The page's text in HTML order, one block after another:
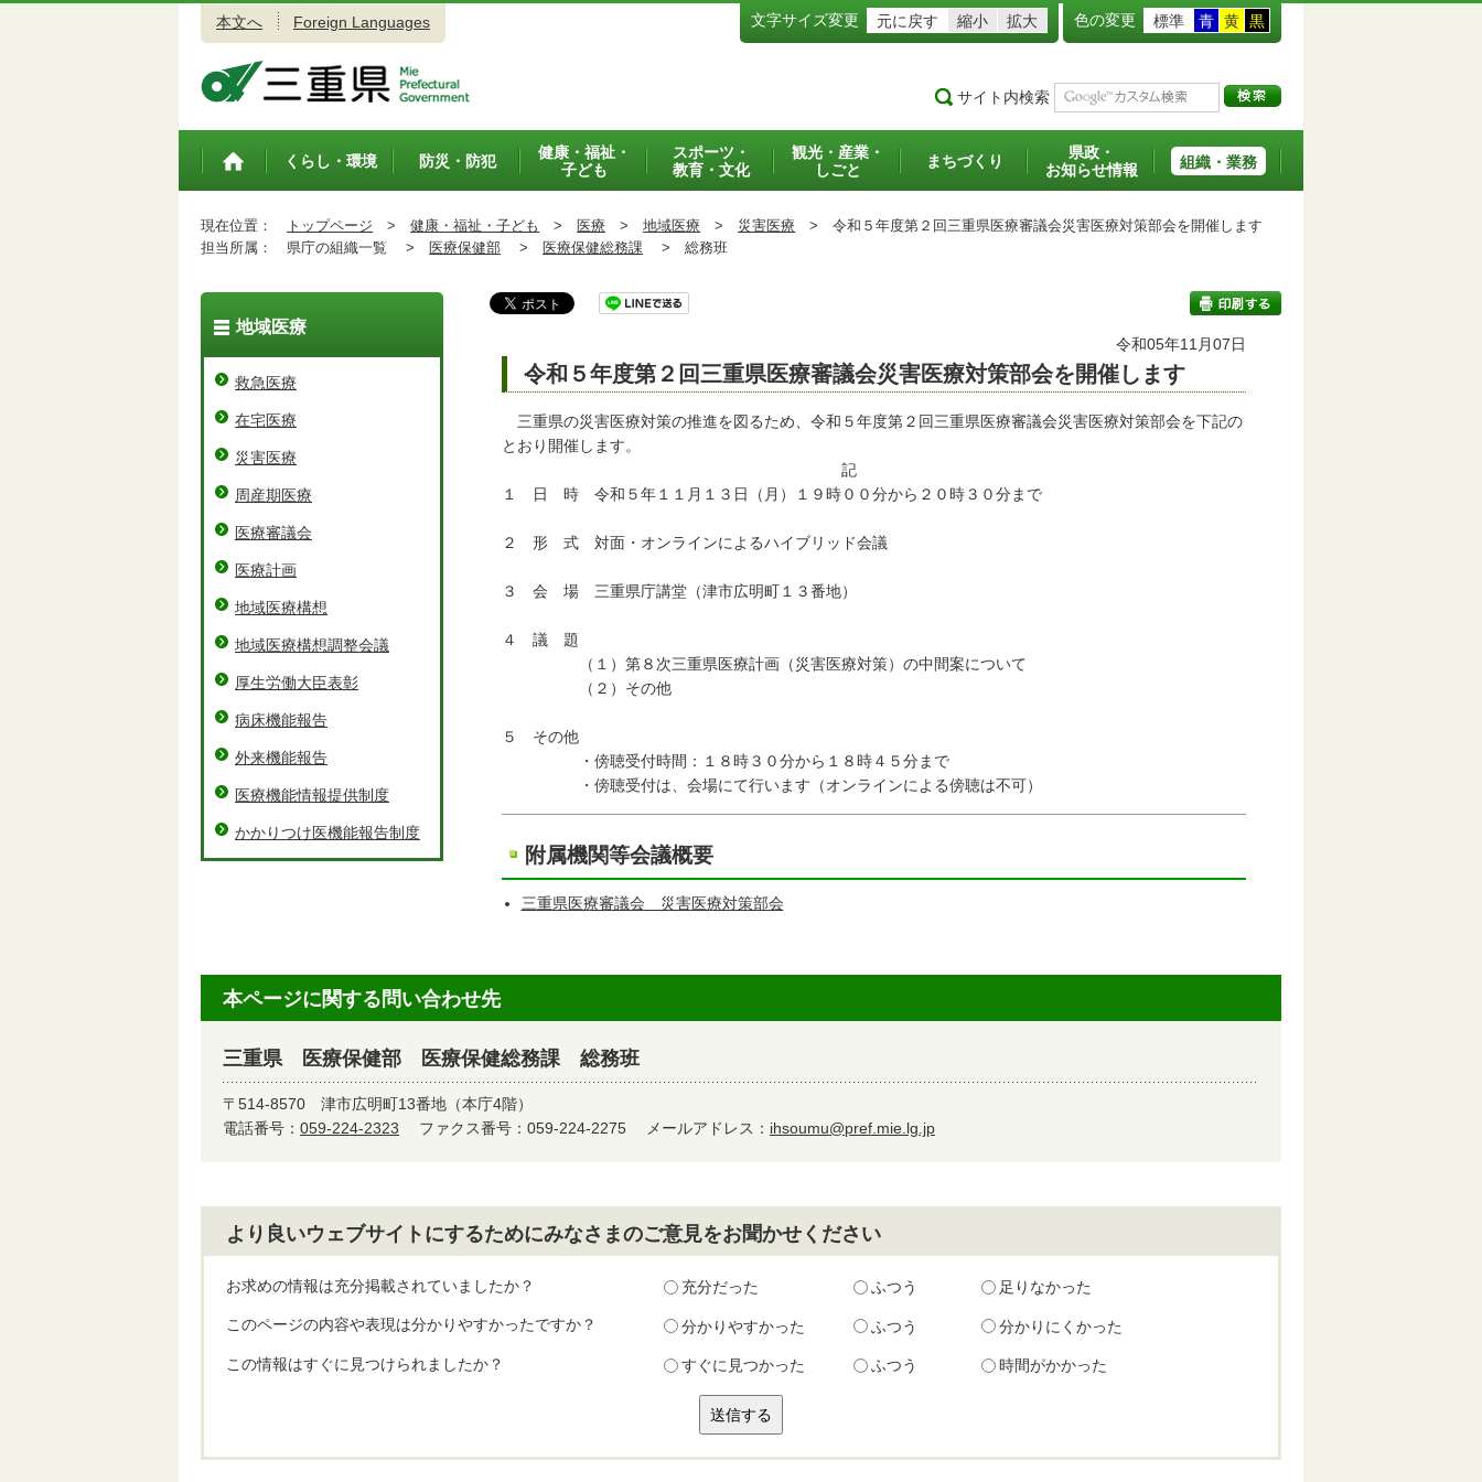
本文へ Foreign Languages 文字サイズ変更 元に戻す 縮小 拡大 色の変更 標準 青 黄 黒
サイト内検索
トップペ
くらし・環境 防災・防犯
健康・福祉・
子ども
スポーツ・
教育・文化
観光・産業・
しごと
まちづくり
県政・
お知らせ情報
組織・業務
現在位置： トップページ > 健康・福祉・子ども > 医療 > 地域医療 > 災害医療 > 令和５年度第２回三重県医療審議会災害医療対策部会を開催します
担当所属：
県庁の組織一覧 > 医療保健部 > 医療保健総務課 > 総務班
印刷する
令和05年11月07日
令和５年度第２回三重県医療審議会災害医療対策部会を開催します
三重県の災害医療対策の推進を図るため、令和５年度第２回三重県医療審議会災害医療対策部会を下記の
とおり開催します。
記
１ 日 時 令和５年１１月１３日（月）１９時００分から２０時３０分まで
２ 形 式 対面・オンラインによるハイブリッド会議
３ 会 場 三重県庁講堂（津市広明町１３番地）
４ 議 題
（１）第８次三重県医療計画（災害医療対策）の中間案について
（２）その他
５ その他
・傍聴受付時間：１８時３０分から１８時４５分まで
・傍聴受付は、会場にて行います（オンラインによる傍聴は不可）
附属機関等会議概要
三重県医療審議会 災害医療対策部会
地域医療
救急医療
在宅医療
災害医療
周産期医療
医療審議会
医療計画
地域医療構想
地域医療構想調整会議
厚生労働大臣表彰
病床機能報告
外来機能報告
医療機能情報提供制度
かかりつけ医機能報告制度
本ページに関する問い合わせ先
三重県 医療保健部 医療保健総務課 総務班
〒514-8570 津市広明町13番地（本庁4階）
電話番号： 059-224-2323 ファクス番号：059-224-2275 メールアドレス： ihsoumu@pref.mie.lg.jp
より良いウェブサイトにするためにみなさまのご意見をお聞かせください
お求めの情報は充分掲載されていましたか？ 充分だった ふつう 足りなかった
このページの内容や表現は分かりやすかったですか？ 分かりやすかった ふつう 分かりにくかった
この情報はすぐに見つけられましたか？ すぐに見つかった ふつう 時間がかかった